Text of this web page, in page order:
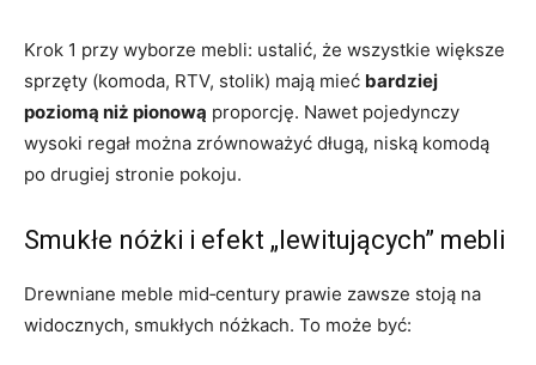
Krok 1 przy wyborze mebli: ustalić, że wszystkie większe
sprzęty (komoda, RTV, stolik) mają mieć bardziej
poziomą niż pionową proporcję. Nawet pojedynczy
wysoki regał można zrównoważyć długą, niską komodą
po drugiej stronie pokoju.
Smukłe nóżki i efekt „lewitujących” mebli
Drewniane meble mid‑century prawie zawsze stoją na
widocznych, smukłych nóżkach. To może być: